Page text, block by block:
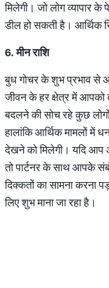
मिलेगी। जो लोग व्यापार
डील हो सकती है। आर्थिक
6.मीनराशि
बुध गोचर के शुभ प्रभाव से
जीवन के हर क्षेत्र में आपको
बदलने की सोच रहे कुछ
हालांकि आर्थिक मामलों में
देखने को मिलेगी। यदि आप
तो पार्टनर के साथ आपके
दिक्कतों का सामना
लिए शुभ माना जा रहा है।